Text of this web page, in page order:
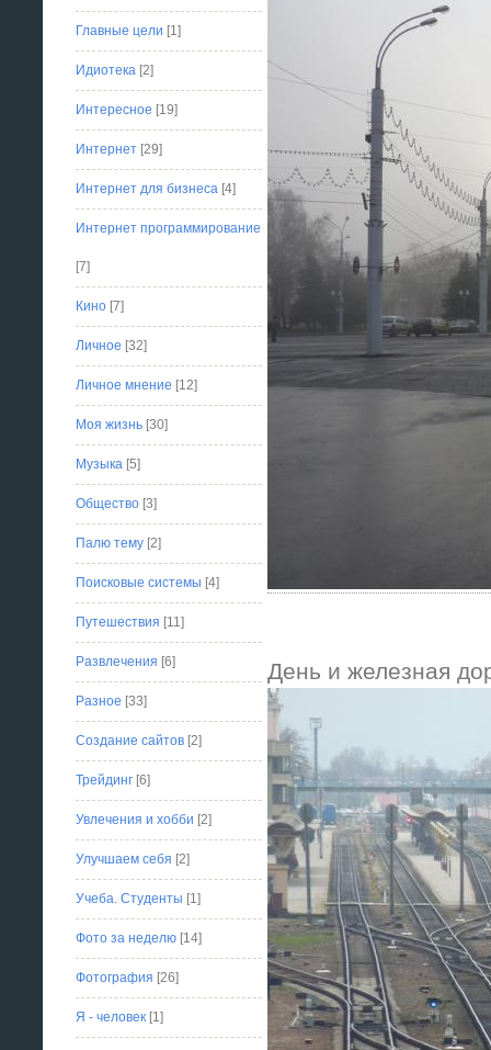
День и железная
Главные цели [1]
Идиотека [2]
Интересное [19]
Интернет [29]
Интернет для бизнеса [4]
Интернет программирование
[7]
Кино [7]
Личное [32]
Личное мнение [12]
Моя жизнь [30]
Музыка [5]
Общество [3]
Палю тему [2]
Поисковые системы [4]
Путешествия [11]
Развлечения [6]
Разное [33]
Создание сайтов [2]
Трейдинг [6]
Увлечения и хобби [2]
Улучшаем себя [2]
Учеба. Студенты [1]
Фото за неделю [14]
Фотография [26]
Я - человек [1]